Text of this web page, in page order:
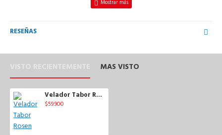
RESEÑAS
MAS VISTO
Velador Tabor Rosen
$59.900